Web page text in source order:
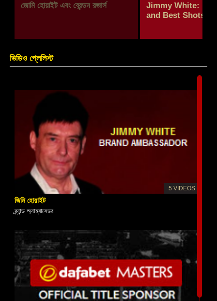
জোমি হোয়াইট এবং ব্রেন্ডন রজার্স
Jimmy White:
and Best Shots
ভিডিও প্লেলিস্ট
5 VIDEOS
জিমি হোয়াইট
ব্র্যান্ড অ্যাম্বাসেডর